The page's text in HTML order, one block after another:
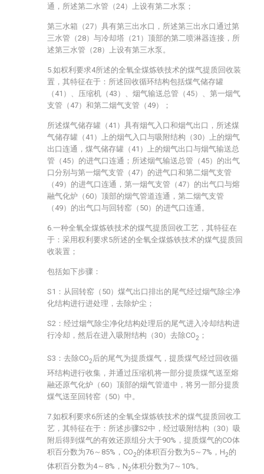
通，所述第二水管（24）上设有第二水泵；
第三水箱（27）具有第三出水口，所述第三出水口通过第
三水管（28）与冷却塔（21）顶部的第二喷淋器连接，所
述第三水管（28）上设有第三水泵。
5.如权利要求4所述的全氧全煤炼铁技术的煤气提质回收装
置，其特征在于：所述回收循环结构包括煤气储存罐
（41）、压缩机（43）、烟气输送总管（45）、第一烟气
支管（47）和第二烟气支管（49）；
所述煤气储存罐（41）具有烟气入口和烟气出口，所述煤
气储存罐（41）上的烟气入口与吸附结构（30）上的烟气
出口连通，煤气储存罐（41）上的烟气出口与烟气输送总
管（45）的进气口连通；所述烟气输送总管（45）的出气
口分别与第一烟气支管（47）的进气口和第二烟气支管
（49）的进气口连通，第一烟气支管（47）的出气口与熔
融气化炉（60）顶部的烟气管道连通，第二烟气支管
（49）的出气口与回转窑（50）的进气口连通。
6.一种全氧全煤炼铁技术的煤气提质回收工艺，其特征在
于：采用权利要求5所述的全氧全煤炼铁技术的煤气提质回
收装置；
包括如下步骤：
S1：从回转窑（50）煤气出口排出的尾气经过烟气除尘净
化结构进行进处理，去除炉尘；
S2：经过烟气除尘净化结构处理后的尾气进入冷却结构进
行冷却，然后在进入吸附结构（30）去除CO2 ；
S3：去除CO2 后的尾气为提质煤气，提质煤气经过回收循
环结构进行收集，并通过压缩机将一部分提质煤气送至熔
融还原气化炉（60）顶部的烟气管道中，将另一部分提质
煤气送至回转窑（50）中。
7.如权利要求6所述的全氧全煤炼铁技术的煤气提质回收工
艺，其特征在于：所述步骤S2中，经过吸附结构（30）吸
附后得到煤气的有效还原组分大于90%，提质煤气的CO体
积百分数为76～85%，CO2的体积百分数为5～7%，H2的
体积百分数为4～8%，N2体积分数为7～10%。